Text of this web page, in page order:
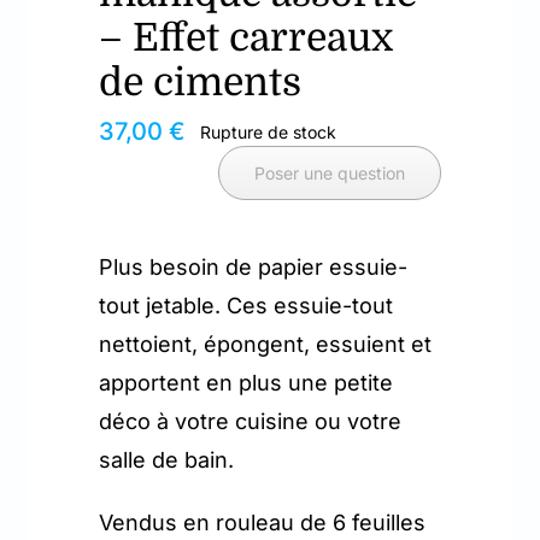
– Effet carreaux
de ciments
37,00€ Rupture de stock
Poser une question
Plus besoin de papier essuie-
tout jetable. Ces essuie-tout
nettoient, épongent, essuient et
apportent en plus une petite
déco à votre cuisine ou votre
salle de bain.
Vendus en rouleau de 6 feuilles